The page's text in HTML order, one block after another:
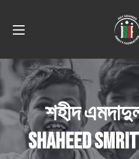
শহীদ
Shaheed